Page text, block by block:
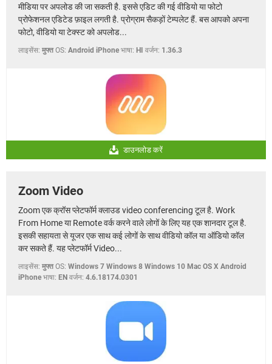
मीडिया पर अपलोड की जा सकती है. इससे एडिट की गई वीडियो या फोटो
प्रोफेशनल एडिटेड फ़ाइल लगती है. प्रोग्राम सैकड़ों टेम्पलेट हैं. बस आपको अपना
फोटो, वीडियो या टेक्स्ट को अपलोड...
लाइसेंस: मुफ्त OS: Android iPhone भाषा: HI वर्जन: 1.36.3
डाउनलोड करें
Zoom Video
Zoom एक क्रॉस प्लेटफॉर्म क्लाउड video conferencing टूल है. Work
From Home या Remote वर्क करने वाले लोगों के लिए यह एक शानदार टूल है.
इसकी सहायता से यूजर एक साथ कई लोगों के साथ वीडियो कॉल या ऑडियो कॉल
कर सकते हैं. यह प्लेटफॉर्म Video...
लाइसेंस: मुफ्त OS: Windows 7 Windows 8 Windows 10 Mac OS X Android
iPhone भाषा: EN वर्जन: 4.6.18174.0301